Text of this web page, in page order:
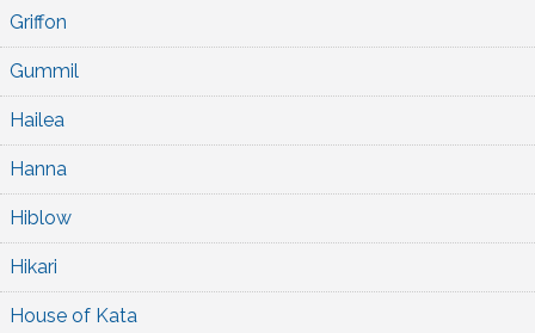
Griffon
Gummil
Hailea
Hanna
Hiblow
Hikari
House of Kata